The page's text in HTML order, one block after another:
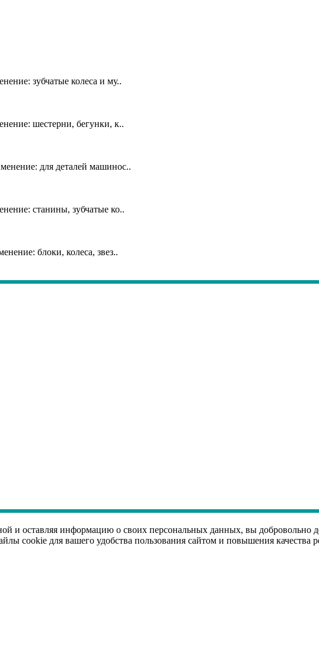
зубчатые колеса и му..
шестерни, бегунки, к..
для деталей машинос..
станины, зубчатые ко..
блоки, колеса, звез..
и оставляя информацию о своих персональных данных, вы добровольно
cookie для вашего удобства пользования сайтом и повышения качества